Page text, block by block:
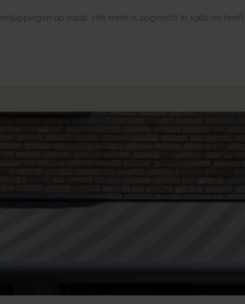
op maat. Het merk is opgericht in 1960 en